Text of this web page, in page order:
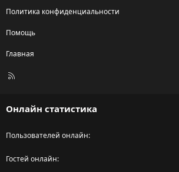
Политика конфиденциальности
Помощь
Главная
R
Онлайн статистика
Пользователей онлайн
Гостей онлайн